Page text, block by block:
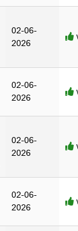
02-06-
2026
02-06-
2026
02-06-
2026
02-06-
2026